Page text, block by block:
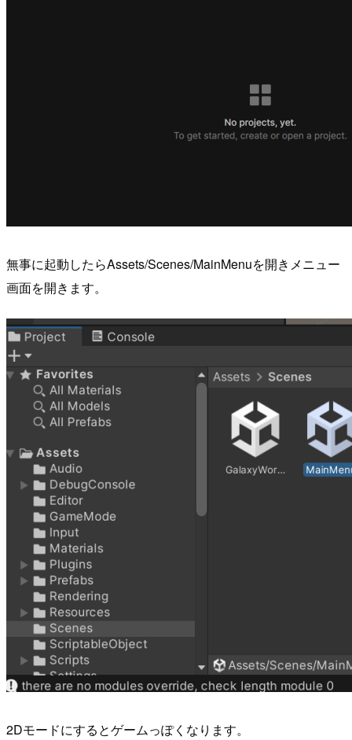
無事に起動したらAssets/Scenes/MainMenuを開きメニュー
画面を開きます。
2Dモードにするとゲームっぽくなります。